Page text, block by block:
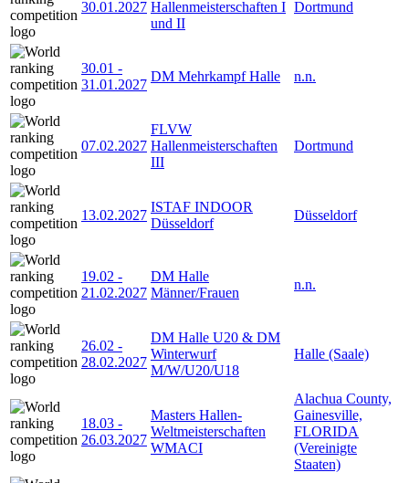
30.01.2027 Hallenmeisterschaften I
und II
Dortmund
30.01 -
31.01.2027
DM Mehrkampf Halle n.n.
07.02.2027
FLVW
Hallenmeisterschaften
III
Dortmund
13.02.2027
ISTAF INDOOR
Düsseldorf
Düsseldorf
19.02 -
21.02.2027
DM Halle
Männer/Frauen
n.n.
26.02 -
28.02.2027
DM Halle U20 & DM
Winterwurf
M/W/U20/U18
Halle (Saale)
18.03 -
26.03.2027
Masters Hallen-
Weltmeisterschaften
WMACI
Alachua County,
Gainesville,
FLORIDA
(Vereinigte
Staaten)